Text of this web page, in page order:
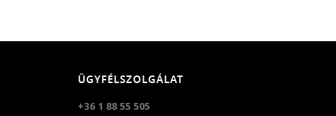
ÜGYFÉLSZOLGÁLAT
+36 1 88 55 505